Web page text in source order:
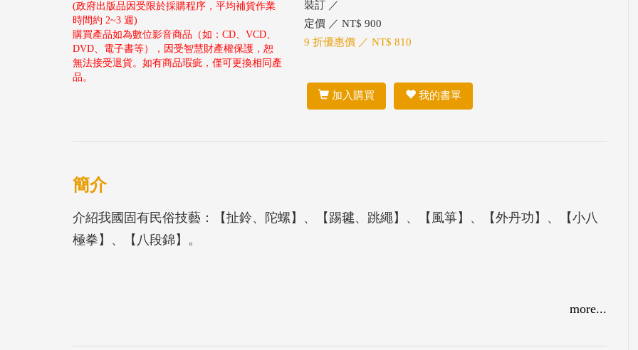
(政府出版品因受限於採購程序，平均補貨作業
時間約 2~3 週)
購買產品如為數位影音商品（如：CD、VCD、
DVD、電子書等），因受智慧財產權保護，恕
無法接受退貨。如有商品瑕疵，僅可更換相同產
品。
裝訂 ／
定價 ／ NT$ 900
9 折優惠價 ／ NT$ 810
加入購買 我的書單
簡介
介紹我國固有民俗技藝：【扯鈴、陀螺】、【踢毽、跳繩】、【風箏】、【外丹功】、【小八
極拳】、【八段錦】。
more...